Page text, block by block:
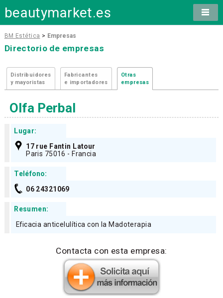
beautymarket.es
BM Estética > Empresas
Directorio de empresas
Distribuidores
y mayoristas
Fabricantes
e importadores
Otras
empresas
Olfa Perbal
Lugar:
17 rue Fantin Latour
Paris 75016 - Francia
Teléfono:
06 24321069
Resumen:
Eficacia anticelulítica con la Madoterapia
Contacta con esta empresa: